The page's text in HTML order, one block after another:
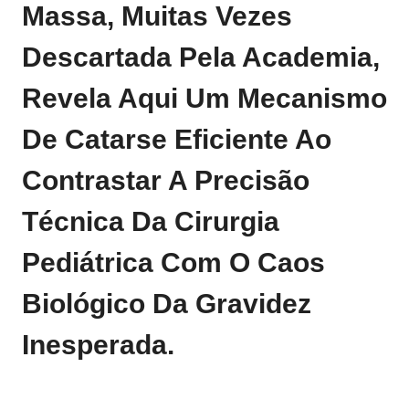
Massa, Muitas Vezes
Descartada Pela Academia,
Revela Aqui Um Mecanismo
De Catarse Eficiente Ao
Contrastar A Precisão
Técnica Da Cirurgia
Pediátrica Com O Caos
Biológico Da Gravidez
Inesperada.